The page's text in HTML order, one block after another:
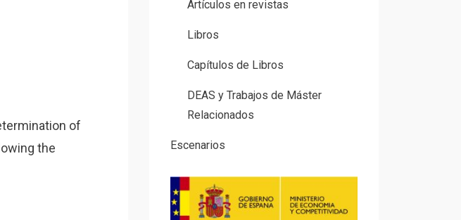
of
the
Artículos en revistas
Libros
Capítulos de Libros
DEAS y Trabajos de Máster
Relacionados
Escenarios